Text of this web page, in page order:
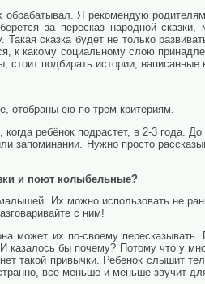
обрабатывал. Я рекомендую
за пересказ народной
сказка будет не только
к какому социальному слою
стоит подбирать истории,
отобраны ею по трем критериям.
когда ребёнок подрастет, в 2-3 года.
запоминании. Нужно просто
и поют колыбельные?
Их можно использовать не
с ним!
может их по-своему пересказывать.
казалось бы почему? Потому что у
такой привычки. Ребенок слышит
все меньше и меньше звучит